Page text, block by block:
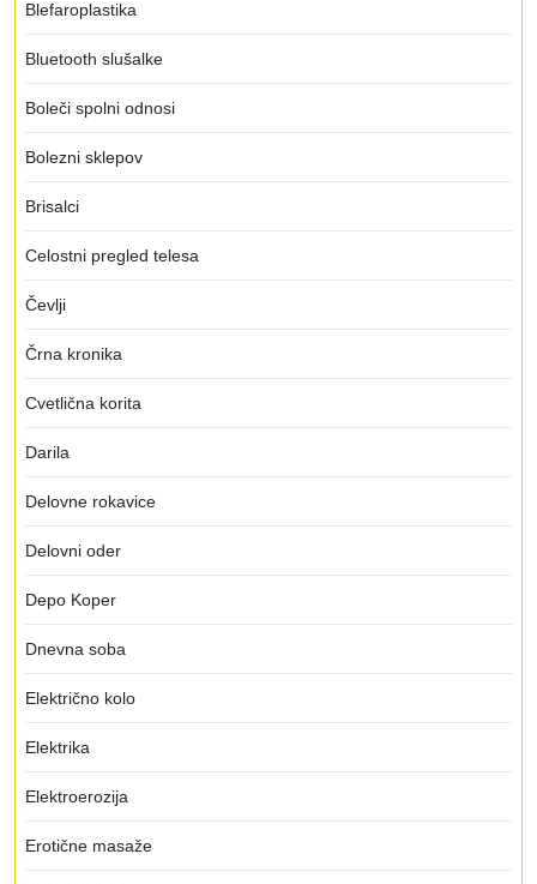
Blefaroplastika
Bluetooth slušalke
Boleči spolni odnosi
Bolezni sklepov
Brisalci
Celostni pregled telesa
Čevlji
Črna kronika
Cvetlična korita
Darila
Delovne rokavice
Delovni oder
Depo Koper
Dnevna soba
Električno kolo
Elektrika
Elektroerozija
Erotične masaže